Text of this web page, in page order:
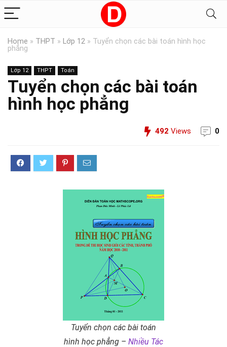
Home » THPT » Lớp 12 » Tuyển chọn các bài toán hình học
phẳng
Lớp 12 THPT Toán
Tuyển chọn các bài toán
hình học phẳng
492 Views 0
Tuyển chọn các bài toán
hình học phẳng – Nhiều Tác